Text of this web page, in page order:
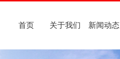
首页 关于我们 新闻动态